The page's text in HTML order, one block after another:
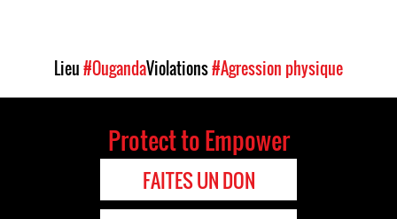
Lieu#OugandaViolations#Agression physique
Protect to Empower
FAITES UN DON